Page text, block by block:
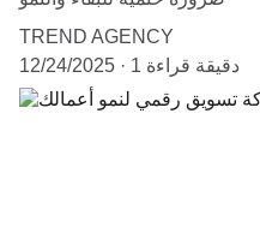
TREND AGENCY
12/24/2025
1 دقيقة قراءة